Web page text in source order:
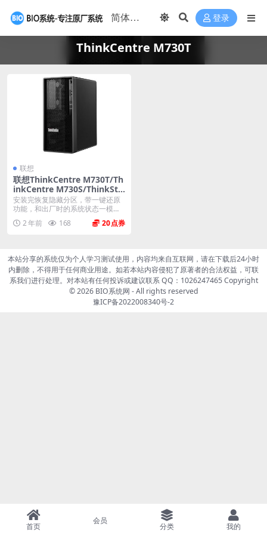
登录
ThinkCentre M730T
联想
联想ThinkCentre M730T/Th
inkCentre M730S/ThinkSta
tion K 原厂Windows10家庭
版 oem系统镜像下载
安装完恢复隐藏分区，带一键还原
功能，和出厂时的系统状态一模一
样。 机型(MTM)...
2 年前 168 20
本站分享的系统仅为个人学习测试使用，内容均来自互联网，请在下载后24小时
内删除，不得用于任何商业用途。如若本站内容侵犯了原著者的合法权益，可联
系我们进行处理。对本站有任何投诉或建议联系 QQ：1026247465 Copyright
© 2026 BIO系统网 - All rights reserved
豫ICP备2022008340号-2
首页
会员
分类 我的